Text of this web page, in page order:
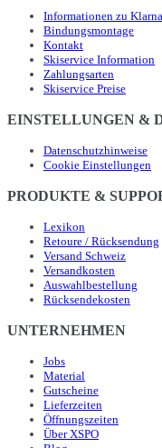
Informationen zu Klarna
Bindungsmontage
Kontakt
Skiservice Information
Zahlungsarten
Skiservice Preise
EINSTELLUNGEN &
Datenschutzhinweise
Cookie Einstellungen
PRODUKTE &
Lexikon
Retoure / Rücksendung
Versand Schweiz
Versandkosten
Auswahlbestellung
Rücksendekosten
UNTERNEHMEN
Jobs
Material
Gutscheine
Lieferzeiten
Öffnungszeiten
Über XSPO